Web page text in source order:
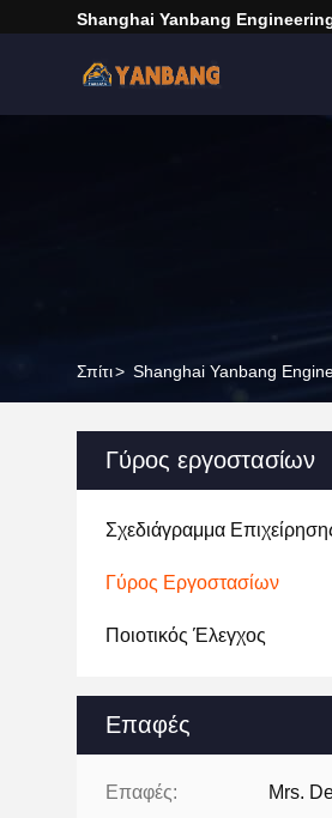
Shanghai Yanbang
Σπίτι> Shanghai Yanbang
Γύρος εργοστασίων
Σχεδιάγραμμα
Γύρος Εργοστασίων
Ποιοτικός Έλεγχος
Επαφές
Επαφές: Mrs.